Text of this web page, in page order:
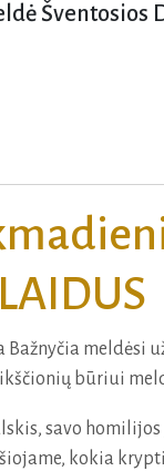
Šventosios
Bažnyčia
būriui
savo
kokia